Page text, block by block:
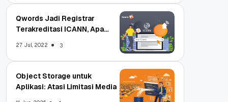
Qwords Jadi Registrar
Terakreditasi ICANN, Apa
27 Jul, 2022 3
Object Storage untuk
Aplikasi: Atasi Limitasi Media